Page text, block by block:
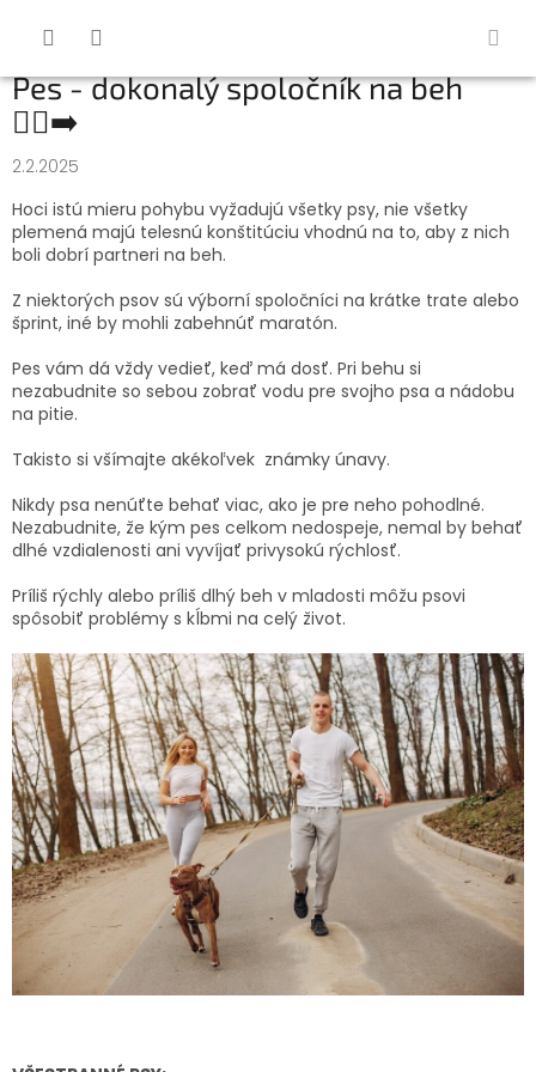
Pes - dokonalý spoločník na beh
🏃‍♂️‍➡️
2.2.2025
Hoci istú mieru pohybu vyžadujú všetky psy, nie všetky
plemená majú telesnú konštitúciu vhodnú na to, aby z nich
boli dobrí partneri na beh.
Z niektorých psov sú výborní spoločníci na krátke trate alebo
šprint, iné by mohli zabehnúť maratón.
Pes vám dá vždy vedieť, keď má dosť. Pri behu si
nezabudnite so sebou zobrať vodu pre svojho psa a nádobu
na pitie.
Takisto si všímajte akékoľvek známky únavy.
Nikdy psa nenúťte behať viac, ako je pre neho pohodlné.
Nezabudnite, že kým pes celkom nedospeje, nemal by behať
dlhé vzdialenosti ani vyvíjať privysokú rýchlosť.
Príliš rýchly alebo príliš dlhý beh v mladosti môžu psovi
spôsobiť problémy s kĺbmi na celý život.